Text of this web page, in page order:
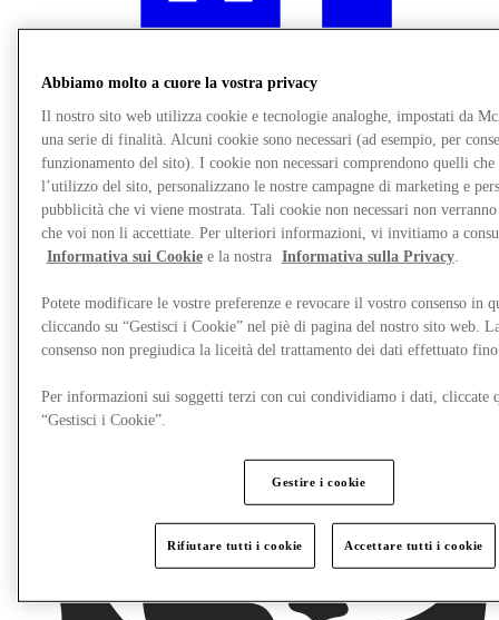
Ristoranti
Mappa del Centro
Gift Cards
Abbiamo molto a cuore la vostra privacy
Il nostro sito web utilizza cookie e tecnologie analoghe, impostati da
una serie di finalità. Alcuni cookie sono necessari (ad esempio, per
funzionamento del sito). I cookie non necessari comprendono quelli che
l’utilizzo del sito, personalizzano le nostre campagne di marketing e
pubblicità che vi viene mostrata. Tali cookie non necessari non
che voi non li accettiate. Per ulteriori informazioni, vi invitiamo a
Informativa sui Cookiee la nostra Informativa sulla Privacy.
Potete modificare le vostre preferenze e revocare il vostro consenso in
cliccando su “Gestisci i Cookie” nel piè di pagina del nostro sito web.
consenso non pregiudica la liceità del trattamento dei dati effettuato
Per informazioni sui soggetti terzi con cui condividiamo i dati, cliccate
“Gestisci i Cookie”.
Gestire i cookie
Rifiutare tutti i cookie Accettare tutti i cookie